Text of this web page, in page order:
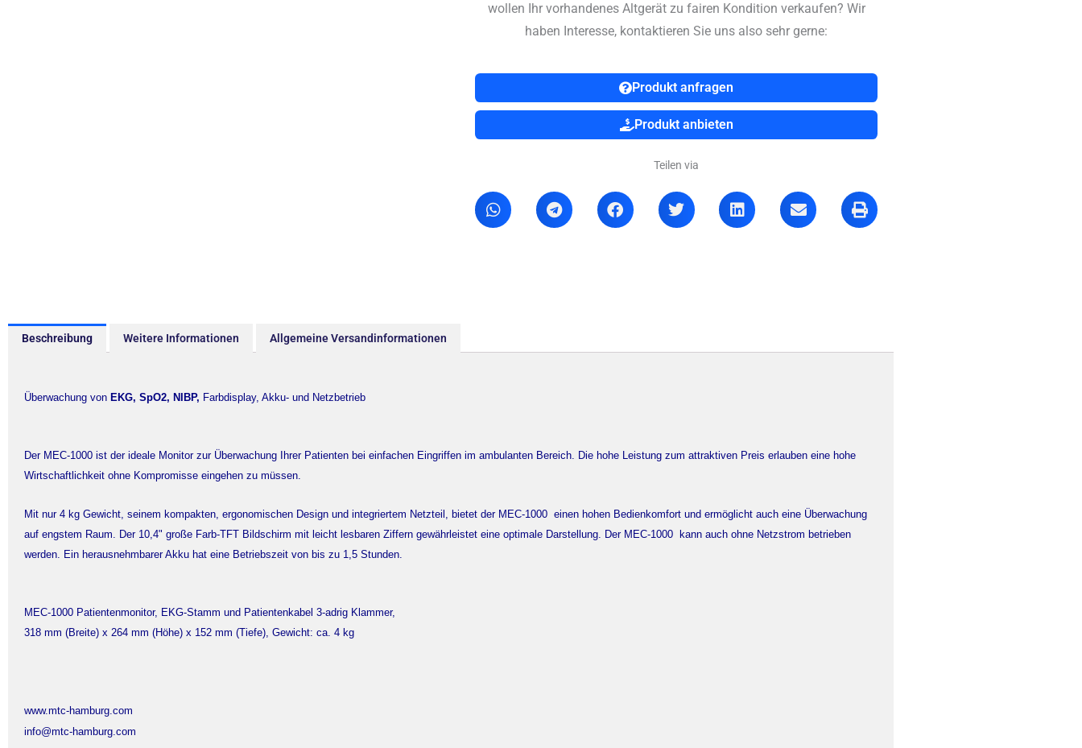
wollen Ihr vorhandenes Altgerät zu fairen Kondition verkaufen? Wir
haben Interesse, kontaktieren Sie uns also sehr gerne:
Produkt anfragen
Produkt anbieten
Teilen via
Beschreibung Weitere Informationen Allgemeine Versandinformationen
Überwachung von EKG, SpO2, NIBP, Farbdisplay, Akku- und Netzbetrieb
Der MEC-1000 ist der ideale Monitor zur Überwachung Ihrer Patienten bei einfachen Eingriffen im ambulanten Bereich. Die hohe Leistung zum attraktiven Preis erlauben eine hohe
Wirtschaftlichkeit ohne Kompromisse eingehen zu müssen.
Mit nur 4 kg Gewicht, seinem kompakten, ergonomischen Design und integriertem Netzteil, bietet der MEC-1000 einen hohen Bedienkomfort und ermöglicht auch eine Überwachung
auf engstem Raum. Der 10,4" große Farb-TFT Bildschirm mit leicht lesbaren Ziffern gewährleistet eine optimale Darstellung. Der MEC-1000 kann auch ohne Netzstrom betrieben
werden. Ein herausnehmbarer Akku hat eine Betriebszeit von bis zu 1,5 Stunden.
MEC-1000 Patientenmonitor, EKG-Stamm und Patientenkabel 3-adrig Klammer,
318 mm (Breite) x 264 mm (Höhe) x 152 mm (Tiefe), Gewicht: ca. 4 kg
www.mtc-hamburg.com
info@mtc-hamburg.com